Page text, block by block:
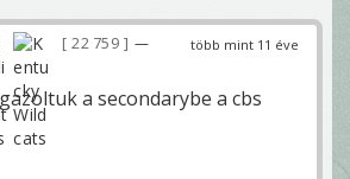
több mint 11 éve
22 759
—
a secondarybe a cbs